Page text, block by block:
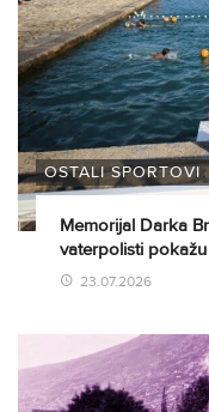
OSTALI SPORTOVI
Memorijal Darka
vaterpolisti
23.07.2026